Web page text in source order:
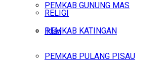
RELIGI
Iklan
Minggu, Agustus 9, 2026
PEMKAB GUNUNG MAS
PEMKAB KATINGAN
PEMKAB PULANG PISAU